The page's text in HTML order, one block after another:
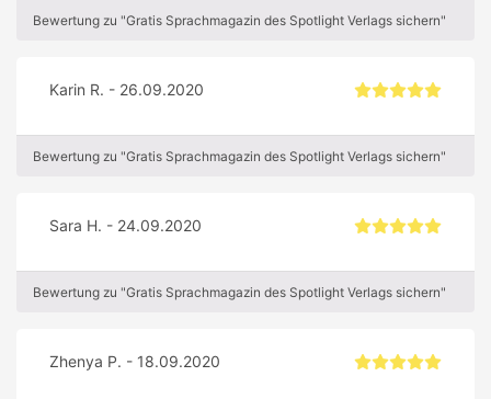
Bewertung zu "Gratis Sprachmagazin des Spotlight Verlags sichern"
Karin R. - 26.09.2020
Bewertung zu "Gratis Sprachmagazin des Spotlight Verlags sichern"
Sara H. - 24.09.2020
Bewertung zu "Gratis Sprachmagazin des Spotlight Verlags sichern"
Zhenya P. - 18.09.2020